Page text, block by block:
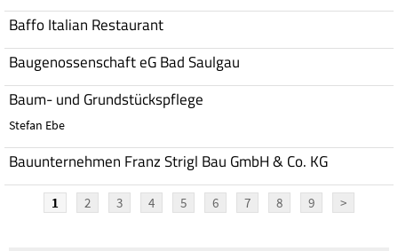
Baffo Italian Restaurant
Baugenossenschaft eG Bad Saulgau
Baum- und Grundstückspflege
Stefan Ebe
Bauunternehmen Franz Strigl Bau GmbH & Co. KG
1 2 3 4 5 6 7 8 9 >